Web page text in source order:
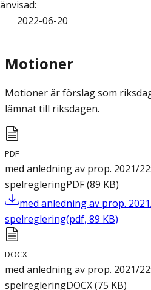
:
2022-06-20
Motioner
Motioner är förslag som
lämnat till riksdagen.
PDF
med anledning av prop. 2021/
spelregleringPDF(89 KB)
med anledning av prop.
spelreglering(pdf, 89 KB)
DOCX
med anledning av prop. 2021/
spelregleringDOCX(75 KB)